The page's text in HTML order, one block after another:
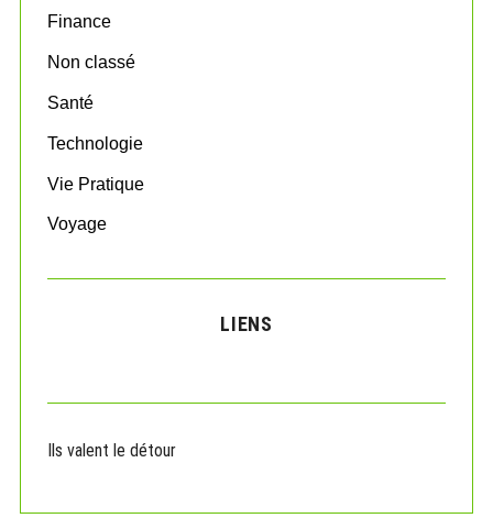
:Finance
Non classé
Santé
Technologie
Vie Pratique
Voyage
LIENS
Ils valent le détour